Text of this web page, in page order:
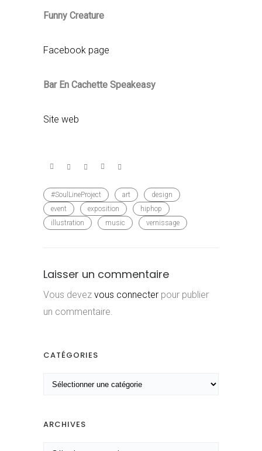
Funny Creature
Facebook page
Bar En Cachette Speakeasy
Site web
#SoulLineProject art
design
event
exposition
hiphop
illustration
music vernissage
Laisser un commentaire
Vous devez vous connecter pour publier
un commentaire.
CATÉGORIES
é
ARCHIVES